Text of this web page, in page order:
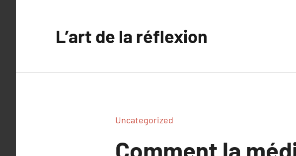
L’art de la réflexion
Uncategorized
Comment la